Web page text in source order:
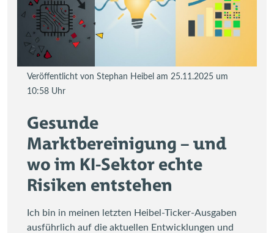
Veröffentlicht von Stephan Heibel am 25.11.2025 um
10:58 Uhr
Gesunde
Marktbereinigung – und
wo im KI-Sektor echte
Risiken entstehen
Ich bin in meinen letzten Heibel-Ticker-Ausgaben
ausführlich auf die aktuellen Entwicklungen und